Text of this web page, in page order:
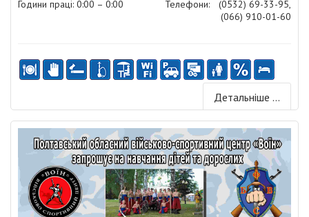
Години праці: 0:00 – 0:00 Телефони:
(0532) 69-33-95,
(066) 910-01-60
Детальніше ...